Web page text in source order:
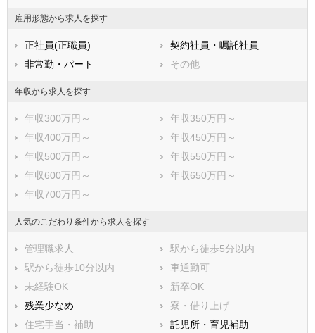
雇用形態から求人を探す
正社員(正職員)
契約社員・嘱託社員
非常勤・パート
その他
年収から求人を探す
年収300万円～
年収350万円～
年収400万円～
年収450万円～
年収500万円～
年収550万円～
年収600万円～
年収650万円～
年収700万円～
人気のこだわり条件から求人を探す
管理職求人
駅から徒歩5分以内
駅から徒歩10分以内
車通勤可
未経験OK
新卒OK
残業少なめ
寮・借り上げ
住宅手当・補助
託児所・育児補助